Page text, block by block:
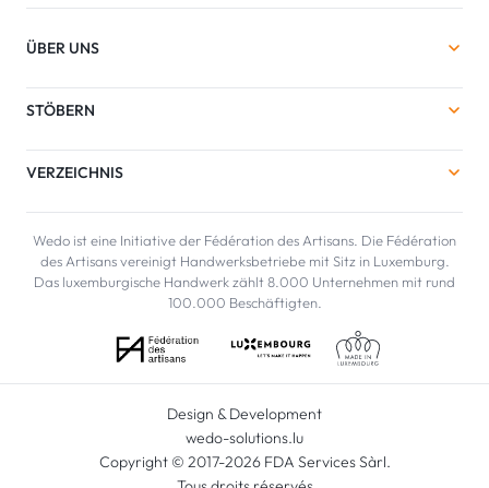
ÜBER UNS
STÖBERN
VERZEICHNIS
Wedo ist eine Initiative der Fédération des Artisans. Die Fédération
des Artisans vereinigt Handwerksbetriebe mit Sitz in Luxemburg.
Das luxemburgische Handwerk zählt 8.000 Unternehmen mit rund
100.000 Beschäftigten.
Design & Development
wedo-solutions.lu
Copyright © 2017-2026 FDA Services Sàrl.